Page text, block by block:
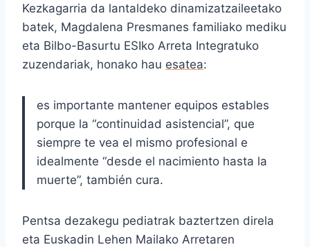
Kezkagarria da lantaldeko dinamizatzaileetako
batek, Magdalena Presmanes familiako mediku
eta Bilbo-Basurtu ESIko Arreta Integratuko
zuzendariak, honako hau esatea:
es importante mantener equipos estables
porque la “continuidad asistencial”, que
siempre te vea el mismo profesional e
idealmente “desde el nacimiento hasta la
muerte”, también cura.
Pentsa dezakegu pediatrak baztertzen direla
eta Euskadin Lehen Mailako Arretaren